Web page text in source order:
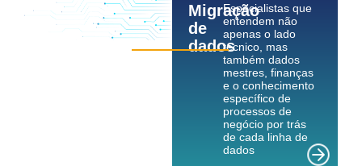
Migração
de
dados
Especialistas que
entendem não
apenas o lado
técnico, mas
também dados
mestres, finanças
e o conhecimento
específico de
processos de
negócio por trás
de cada linha de
dados